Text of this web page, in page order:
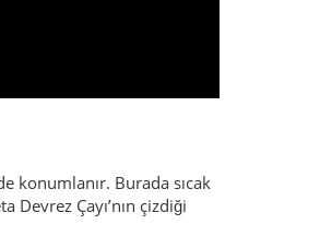
olurlar. Birçok ailenin
daha da
ve güneydeki
Şelalesi gibi saklı köşeler
de şifa bulmak için tercih
manzarasında